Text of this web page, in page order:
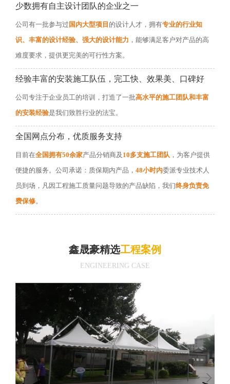
少数拥有自主设计团队的企业之一
公司有一批参与过 国内大型项目 的设计人才，拥有专业的行业知
识、丰富的设计经验、强大的设计能力 ，能够满足客户对产品的高
难度要求，提供更完美的可行性方案。
经验丰富的安装施工队伍，完工快、效果美、口碑好
公司专注于企业员工的培训，打造了一批高水平的施工团队和丰富
的安装经验是我们致胜行业的法宝。
全国网点分布，优质服务支持
目前在全国拥有50余家产品分销商及 10多支施工团队 ，为客户提供
便捷的服务。公司承诺：质保期内产品， 48小时内委派专业技术人
员到场，凡因工程施工质量问题导致的产品缺陷，我们终身负责免
费保修。
鑫晟豪精选工程案例
ENGINEERING CASE